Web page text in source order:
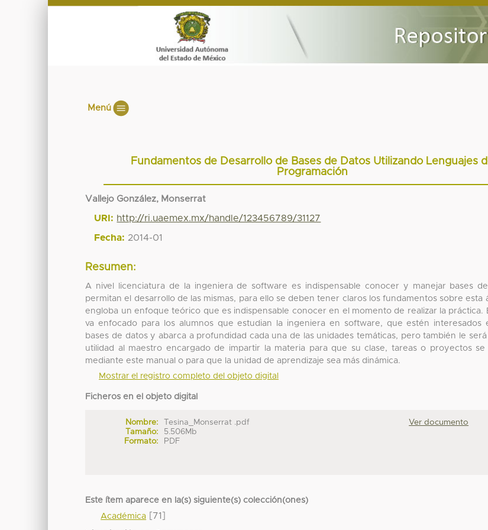
Menú
Fundamentos de Desarrollo de Bases de Datos Utilizando Lenguajes
Programación
Vallejo González, Monserrat
URI: http://ri.uaemex.mx/handle/123456789/31127
Fecha: 2014-01
Resumen:
A nivel licenciatura de la ingeniera de software es indispensable conocer y manejar bases
permitan el desarrollo de las mismas, para ello se deben tener claros los fundamentos sobre esta
engloba un enfoque teórico que es indispensable conocer en el momento de realizar la práctica.
va enfocado para los alumnos que estudian la ingeniera en software, que estén interesados
bases de datos y abarca a profundidad cada una de las unidades temáticas, pero también le
utilidad al maestro encargado de impartir la materia para que su clase, tareas o proyectos se
mediante este manual o para que la unidad de aprendizaje sea más dinámica.
Mostrar el registro completo del objeto digital
Ficheros en el objeto digital
Nombre:
Tesina_Monserrat .pdf
Tamaño:
5.506Mb
Formato:
PDF
Ver documento
Este ítem aparece en la(s) siguiente(s) colección(ones)
Académica [71]